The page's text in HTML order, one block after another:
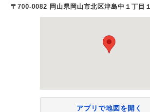
〒700-0082 岡山県岡山市北区津島中１丁目
アプリで地図を開く